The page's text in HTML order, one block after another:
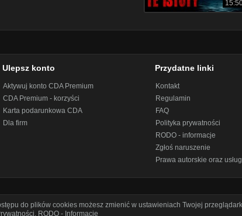
Ulepsz konto
Aktywuj konto CDA Premium
CDA Premium - korzyści
Karta podarunkowa CDA
Dla firm
Przydatne linki
Kontakt
Regulamin
FAQ
Polityka prywatności
RODO - informacje
Zgłoś naruszenie
Prawa autorskie oraz
do plików cookies możesz zmienić w ustawieniach Twojej
. RODO - Informacje